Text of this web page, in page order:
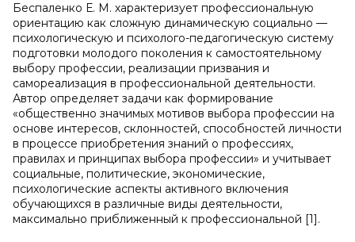
Беспаленко Е. М. характеризует профессиональную
ориентацию как сложную динамическую социально —
психологическую и психолого-педагогическую систему
подготовки молодого поколения к самостоятельному
выбору профессии, реализации призвания и
самореализация в профессиональной деятельности.
Автор определяет задачи как формирование
«общественно значимых мотивов выбора профессии на
основе интересов, склонностей, способностей личности
в процессе приобретения знаний о профессиях,
правилах и принципах выбора профессии» и учитывает
социальные, политические, экономические,
психологические аспекты активного включения
обучающихся в различные виды деятельности,
максимально приближенный к профессиональной [1].